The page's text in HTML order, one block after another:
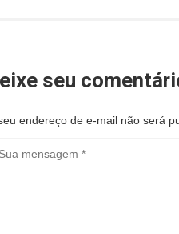
seu
endereço de e-mail não será